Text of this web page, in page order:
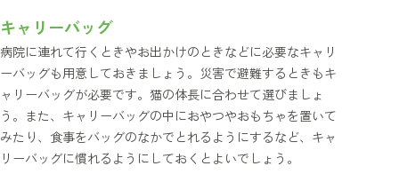
キャリーバッグ
病院に連れて行くときやお出かけのときなどに必要なキャリ
ーバッグも用意しておきましょう。災害で避難するときもキ
ャリーバッグが必要です。猫の体長に合わせて選びましょ
う。また、キャリーバッグの中におやつやおもちゃを置いて
みたり、食事をバッグのなかでとれるようにするなど、キャ
リーバッグに慣れるようにしておくとよいでしょう。